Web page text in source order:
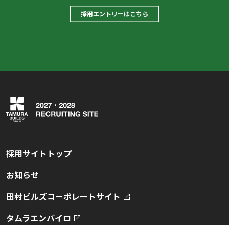
採用エントリーはこちら
採用サイトトップ
お知らせ
田村ビルズコーポレートサイト
タムラエンバイロ